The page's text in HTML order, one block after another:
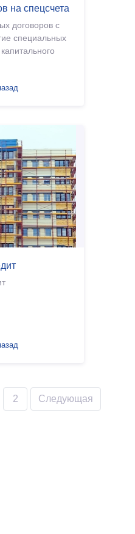
на спецсчета
договоров с
специальных
2 Следующая